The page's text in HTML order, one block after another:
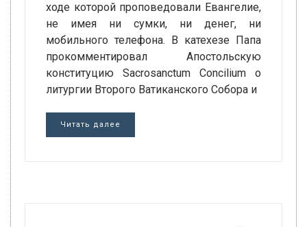
ходе которой проповедовали Евангелие,
не имея ни сумки, ни денег, ни
мобильного телефона. В катехезе Папа
прокомментировал Апостольскую
конституцию Sacrosanctum Concilium о
литургии Второго Ватиканского Собора и
Читать далее